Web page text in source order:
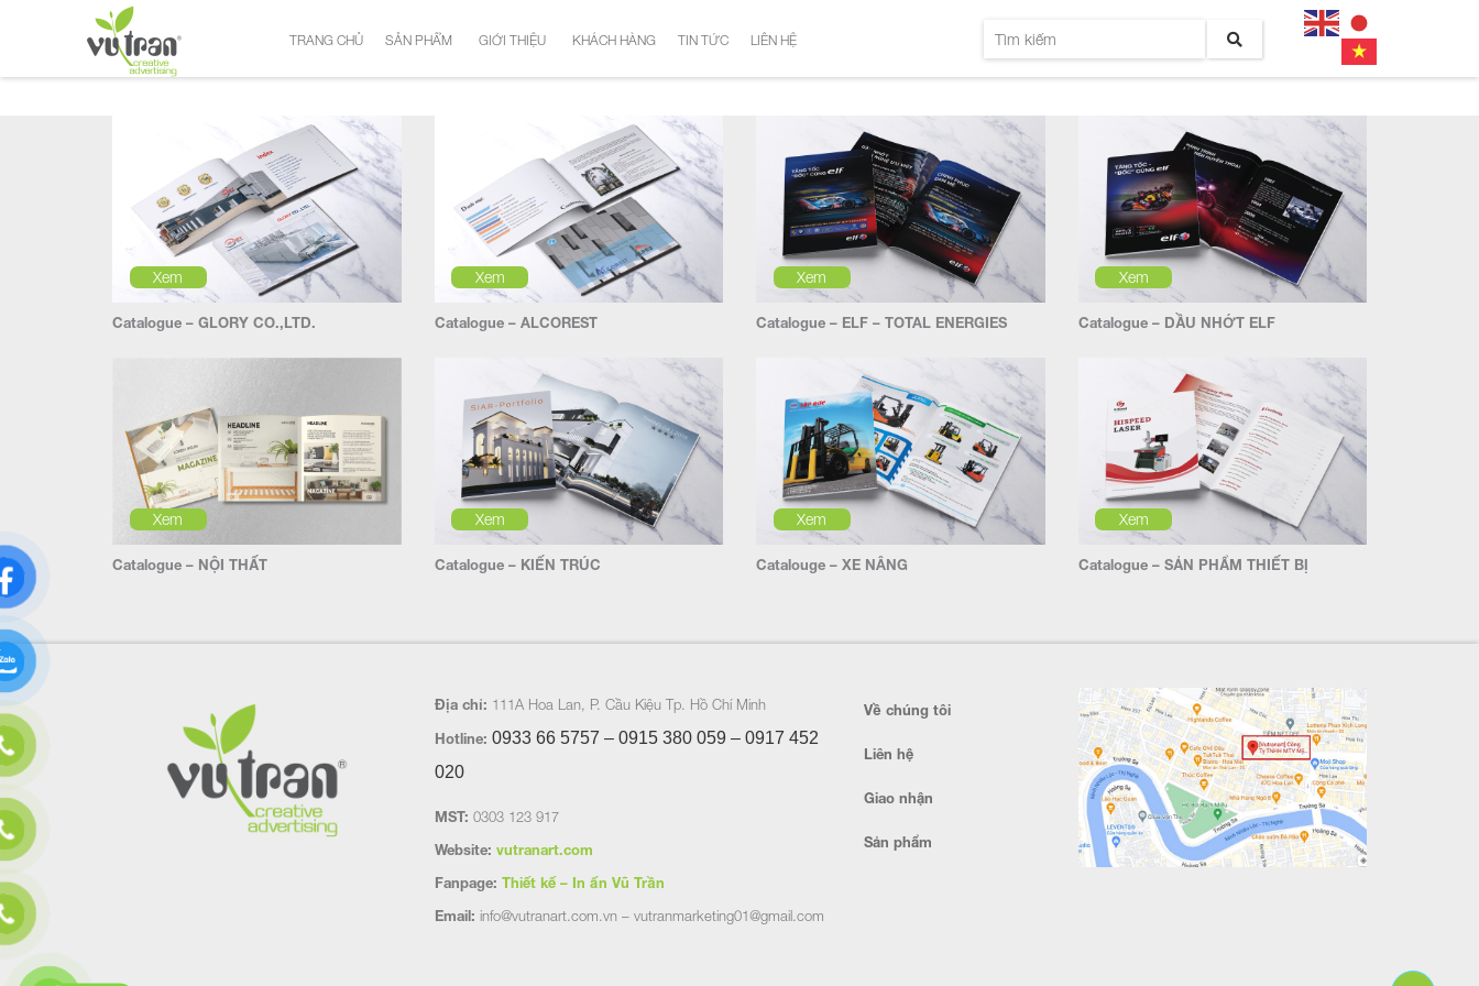
TRANG CHỦ SẢN PHẨM GIỚI THIỆU KHÁCH HÀNG TIN TỨC LIÊN HỆ
Xem
Catalogue – GLORY CO.,LTD.
Xem
Catalogue – ALCOREST
Xem
Catalogue – ELF – TOTAL ENERGIES
Xem
Catalogue – DẦU NHỚT ELF
Xem
Catalogue – NỘI THẤT
Xem
Catalogue – KIẾN TRÚC
Xem
Catalouge – XE NÂNG
Xem
Catalogue – SẢN PHẨM THIẾT BỊ
Địa chỉ: 111A Hoa Lan, P. Cầu Kiệu Tp. Hồ Chí Minh
Hotline: 0933 66 5757 – 0915 380 059 – 0917 452
020
MST: 0303 123 917
Website: vutranart.com
Fanpage: Thiết kế – In ấn Vũ Trần
Email: info@vutranart.com.vn – vutranmarketing01@gmail.com
Về chúng tôi
Liên hệ
Giao nhận
Sản phẩm